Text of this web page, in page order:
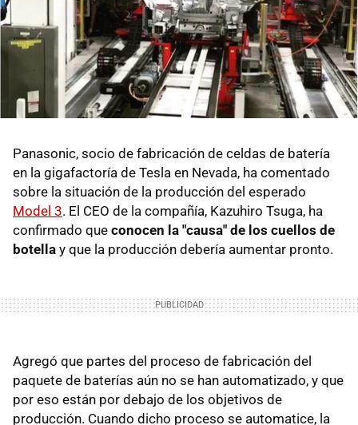
Panasonic, socio de fabricación de celdas de batería
en la gigafactoría de Tesla en Nevada, ha comentado
sobre la situación de la producción del esperado
Model 3. El CEO de la compañía, Kazuhiro Tsuga, ha
confirmado que conocen la "causa" de los cuellos de
botella y que la producción debería aumentar pronto.
Agregó que partes del proceso de fabricación del
paquete de baterías aún no se han automatizado, y que
por eso están por debajo de los objetivos de
producción. Cuando dicho proceso se automatice, la